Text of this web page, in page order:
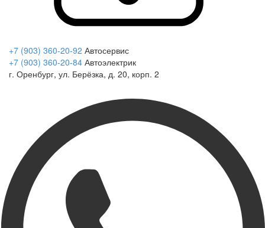
+7 (903) 360-20-92 Автосервис
+7 (903) 360-20-84 Автоэлектрик
г. Оренбург, ул. Берёзка, д. 20, корп. 2